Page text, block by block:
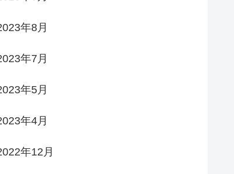
年8月
年7月
年5月
年4月
年12月